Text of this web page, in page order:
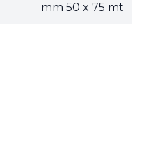
mm 50 x 75 mt